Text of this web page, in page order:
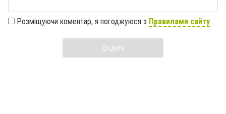
Розміщуючи коментар, я погоджуюся з Правилами сайту
Додати